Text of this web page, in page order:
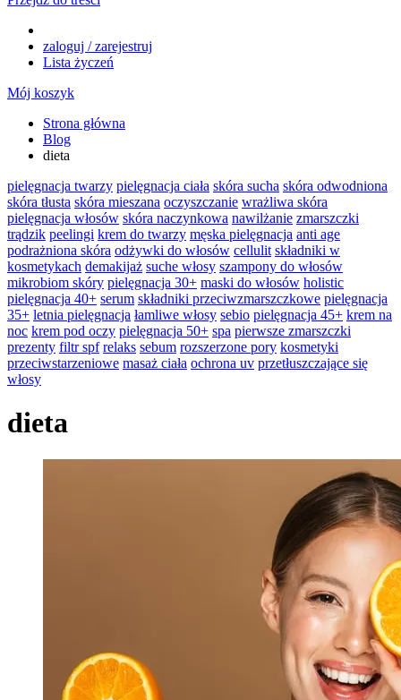
zaloguj / zarejestruj
Lista życzeń
Mój koszyk
Strona główna
Blog
dieta
pielęgnacja twarzy pielęgnacja ciała skóra sucha skóra odwodniona
skóra tłusta skóra mieszana oczyszczanie wrażliwa skóra
pielęgnacja włosów skóra naczynkowa nawilżanie zmarszczki
trądzik peelingi krem do twarzy męska pielęgnacja anti age
podrażniona skóra odżywki do włosów cellulit składniki w
kosmetykach demakijaż suche włosy szampony do włosów
mikrobiom skóry pielęgnacja 30+ maski do włosów holistic
pielęgnacja 40+ serum składniki przeciwzmarszczkowe pielęgnacja
35+ letnia pielęgnacja łamliwe włosy sebio pielęgnacja 45+ krem na
noc krem pod oczy pielęgnacja 50+ spa pierwsze zmarszczki
prezenty filtr spf relaks sebum rozszerzone pory kosmetyki
przeciwstarzeniowe masaż ciała ochrona uv przetłuszczające się
włosy
dieta